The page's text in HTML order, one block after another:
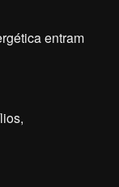
entram